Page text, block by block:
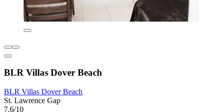
BLR Villas Dover Beach
BLR Villas Dover Beach
St. Lawrence Gap
7.6/10